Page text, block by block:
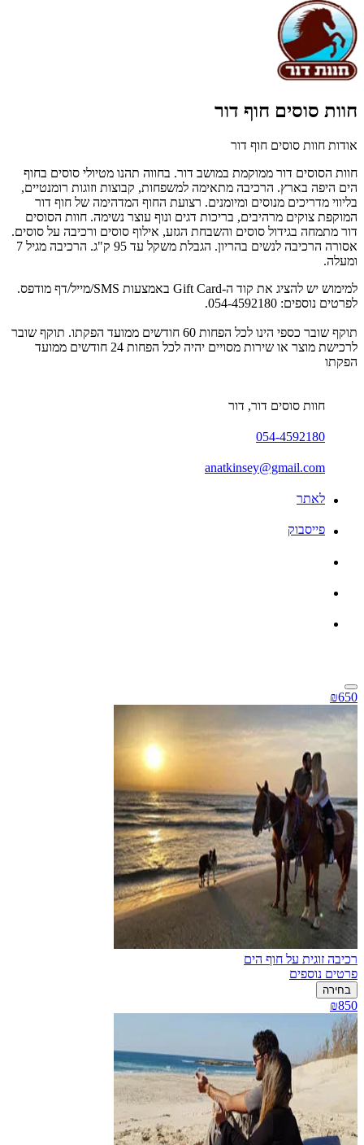
חוות סוסים חוף דור
אודות חוות סוסים חוף דור
חוות הסוסים דור ממוקמת במושב דור. בחווה תהנו מטיולי סוסים בחוף
הים היפה בארץ. הרכיבה מתאימה למשפחות, קבוצות וזוגות רומנטיים,
בליווי מדריכים מנוסים ומיומנים. רצועת החוף המדהימה של חוף דור
המוקפת צוקים מרהיבים, בריכות דגים ונוף עוצר נשימה. חוות הסוסים
דור מתמחה בגידול סוסים והשבחת הגזע, אילוף סוסים ורכיבה על סוסים.
אסורה הרכיבה לנשים בהריון. הגבלת משקל עד 95 ק"ג. הרכיבה מגיל 7
ומעלה.
למימוש יש להציג את קוד ה-Gift Card באמצעות SMS/מייל/דף מודפס.
לפרטים נוספים: 054-4592180.
תוקף שובר כספי הינו לכל הפחות 60 חודשים ממועד הפקתו. תוקף שובר
לרכישת מוצר או שירות מסויים יהיה לכל הפחות 24 חודשים ממועד
הפקתו
חוות סוסים דור, דור
054-4592180
anatkinsey@gmail.com
לאתר
פייסבוק
₪650
רכיבה זוגית על חוף הים
פרטים נוספים
בחירה
₪850